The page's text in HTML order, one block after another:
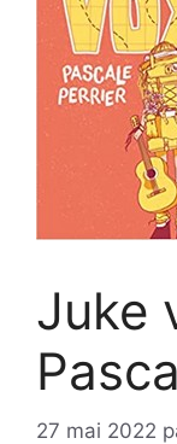
Juke
27 mai 2022